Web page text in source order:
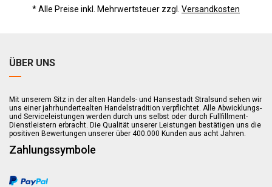
* Alle Preise inkl. Mehrwertsteuer zzgl. Versandkosten
ÜBER UNS
Mit unserem Sitz in der alten Handels- und Hansestadt Stralsund sehen wir
uns einer jahrhundertealten Handelstradition verpflichtet. Alle Abwicklungs-
und Serviceleistungen werden durch uns selbst oder durch Fullfillment-
Dienstleistern erbracht. Die Qualität unserer Leistungen bestätigen uns die
positiven Bewertungen unserer über 400.000 Kunden aus acht Jahren.
Zahlungssymbole